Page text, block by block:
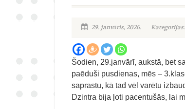
29. janvāris, 2026. Kategorijas:
Šodien, 29.janvārī, aukstā, bet
paēduši pusdienas, mēs –
saprastu, kā tad vēl varētu
Dzintra bija ļoti pacentušās, lai